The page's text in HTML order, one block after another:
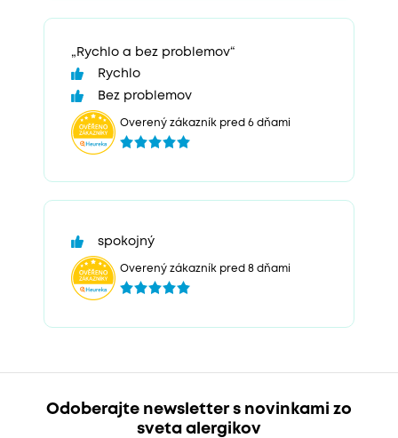
„Rychlo a bez problemov“
Rychlo
Bez problemov
Overený zákazník pred 6 dňami
spokojný
Overený zákazník pred 8 dňami
Odoberajte newsletter s novinkami zo
sveta alergikov